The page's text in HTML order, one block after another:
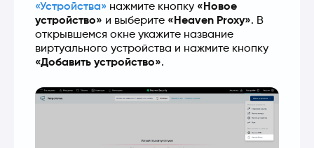
«Устройства» нажмите кнопку «Новое
устройство» и выберите «Heaven Proxy». В
открывшемся окне укажите название
«Добавить устройство».